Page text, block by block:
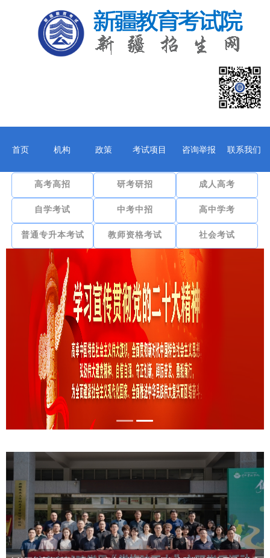
首页 机构 政策 考试项目 咨询举报 联系我们
高考高招 研考研招 成人高考
自学考试 中考中招 高中学考
普通专升本考试 教师资格考试 社会考试